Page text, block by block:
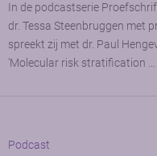
In de podcastserie
dr. Tessa Steenbruggen met
spreekt zij met dr. Paul
‘Molecular risk stratification …
Podcast